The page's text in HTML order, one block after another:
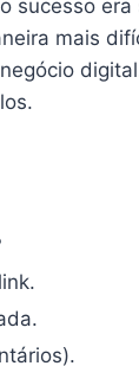
sucesso
mais